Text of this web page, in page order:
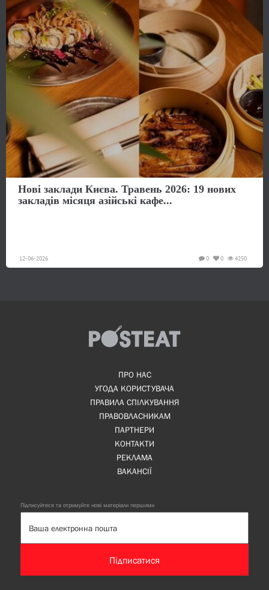
Нові заклади Києва. Травень 2026: 19 нових
закладів місяця азійські кафе...
12-06-2026 4250
0
0
ПРО НАС
УГОДА КОРИСТУВАЧА
ПРАВИЛА СПІЛКУВАННЯ
ПРАВОВЛАСНИКАМ
ПАРТНЕРИ
КОНТАКТИ
РЕКЛАМА
ВАКАНСІЇ
Підписуйтеся та отримуйте нові матеріали першими
Підписатися